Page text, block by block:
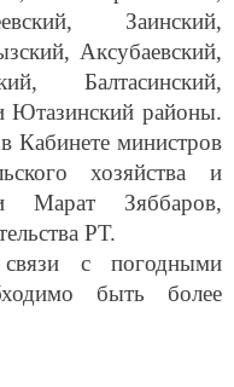
Заинский,
Аксубаевский,
Балтасинский,
районы.
Кабинете министров
хозяйства и
Марат Зяббаров,
РТ.
с погодными
быть более